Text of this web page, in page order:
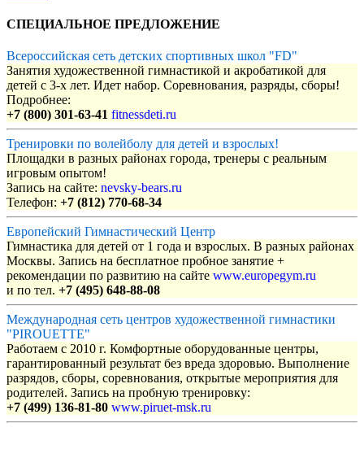
СПЕЦИАЛЬНОЕ ПРЕДЛОЖЕНИЕ
Всероссийская сеть детских спортивных школ "FD"
Занятия художественной гимнастикой и акробатикой для
детей с 3-х лет. Идет набор. Соревнования, разряды, сборы!
Подробнее:
+7 (800) 301-63-41 fitnessdeti.ru
Тренировки по волейболу для детей и взрослых!
Площадки в разных районах города, тренеры с реальным
игровым опытом!
Запись на сайте: nevsky-bears.ru
Телефон: +7 (812) 770-68-34
Европейский Гимнастический Центр
Гимнастика для детей от 1 года и взрослых. В разных районах
Москвы. Запись на бесплатное пробное занятие +
рекомендации по развитию на сайте www.europegym.ru
и по тел. +7 (495) 648-88-08
Международная сеть центров художественной гимнастики
"PIROUETTE"
Работаем с 2010 г. Комфортные оборудованные центры,
гарантированный результат без вреда здоровью. Выполнение
разрядов, сборы, соревнования, открытые мероприятия для
родителей. Запись на пробную тренировку:
+7 (499) 136-81-80 www.piruet-msk.ru